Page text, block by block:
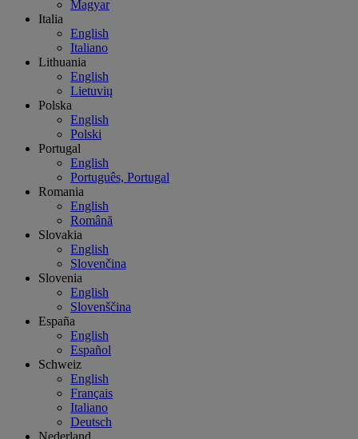
Magyar
Italia
English
Italiano
Lithuania
English
Lietuvių
Polska
English
Polski
Portugal
English
Português, Portugal
Romania
English
Română
Slovakia
English
Slovenčina
Slovenia
English
Slovenščina
España
English
Español
Schweiz
English
Français
Italiano
Deutsch
Nederland